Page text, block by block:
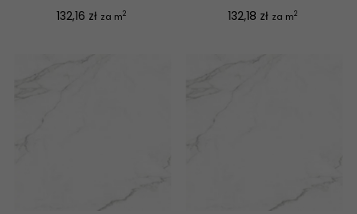
Cena
132,16 zł za m2 Cena
132,18 zł za m2